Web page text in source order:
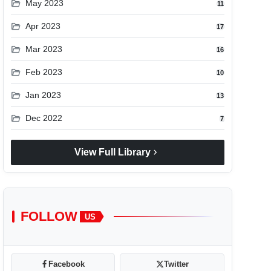
folder_open May 2023 11
folder_open Apr 2023 17
folder_open Mar 2023 16
folder_open Feb 2023 10
folder_open Jan 2023 13
folder_open Dec 2022 7
View Full Library chevron_right
FOLLOW US
Facebook Twitter